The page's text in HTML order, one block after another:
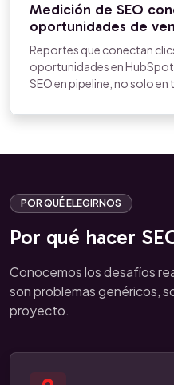
Medición de SEO
oportunidades de
Reportes que conectan
oportunidades en
SEO en pipeline, no solo en
POR QUÉ ELEGIRNOS
Por qué hacer
Conocemos los desafíos
son problemas genéricos,
proyecto.